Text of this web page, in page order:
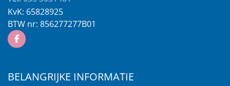
KvK: 65828925
BTW nr: 856277277B01
BELANGRIJKE INFORMATIE